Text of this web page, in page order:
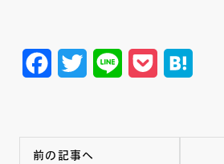
Facebook
TwitterLine Pocket
前の記事へ